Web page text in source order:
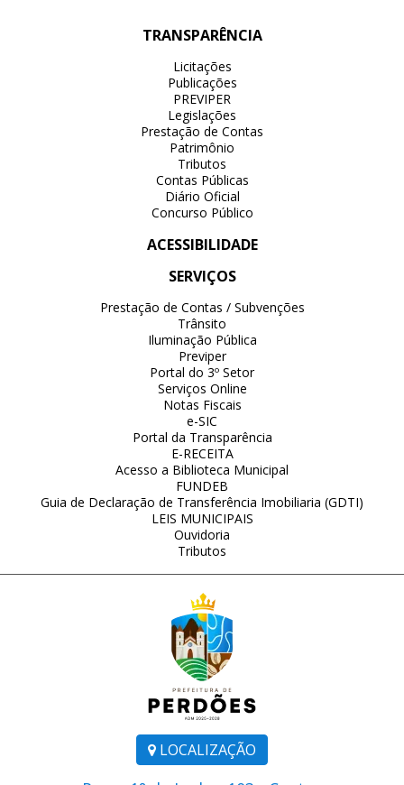
LOCALIZAÇÃO
TRANSPARÊNCIA
Licitações
Publicações
PREVIPER
Legislações
Prestação de Contas
Patrimônio
Tributos
Contas Públicas
Diário Oficial
Concurso Público
ACESSIBILIDADE
SERVIÇOS
Prestação de Contas / Subvenções
Trânsito
Iluminação Pública
Previper
Portal do 3º Setor
Serviços Online
Notas Fiscais
e-SIC
Portal da Transparência
E-RECEITA
Acesso a Biblioteca Municipal
FUNDEB
Guia de Declaração de Transferência Imobiliaria (GDTI)
LEIS MUNICIPAIS
Ouvidoria
Tributos